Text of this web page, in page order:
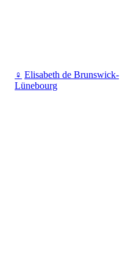
♀ Elisabeth de Brunswick-
Lünebourg